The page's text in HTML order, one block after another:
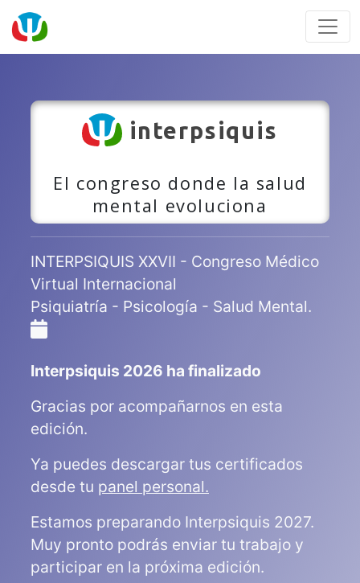
interpsiquis
El congreso donde la salud
mental evoluciona
INTERPSIQUIS XXVII - Congreso Médico
Virtual Internacional
Psiquiatría - Psicología - Salud Mental.
Interpsiquis 2026 ha finalizado
Gracias por acompañarnos en esta
edición.
Ya puedes descargar tus certificados
desde tu panel personal.
Estamos preparando Interpsiquis 2027.
Muy pronto podrás enviar tu trabajo y
participar en la próxima edición.